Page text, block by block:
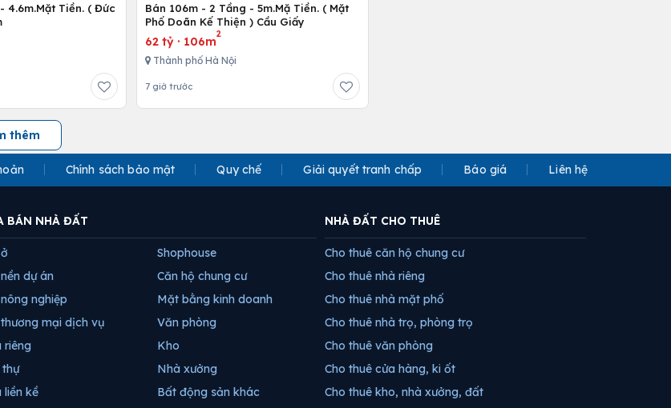
4.6m.Mặt Tiền. ( Đức
Bán 106m - 2 Tầng - 5m.Mặ Tiền. ( Mặt
Phố Doãn Kế Thiện ) Cầu Giấy
62 tỷ· 106m
2
Thành phố Hà Nội
7 giờ trước
thêm
Chính sách bảo mật Quy chế Giải quyết tranh chấp Báo giá Liên hệ
BÁN NHÀ ĐẤT
dự án
nghiệp
mại dịch vụ
riêng
thự
liền kề
Shophouse
Căn hộ chung cư
Mặt bằng kinh doanh
Văn phòng
Kho
Nhà xưởng
Bất động sản khác
NHÀ ĐẤT CHO THUÊ
Cho thuê căn hộ chung cư
Cho thuê nhà riêng
Cho thuê nhà mặt phố
Cho thuê nhà trọ, phòng trọ
Cho thuê văn phòng
Cho thuê cửa hàng, ki ốt
Cho thuê kho, nhà xưởng, đất